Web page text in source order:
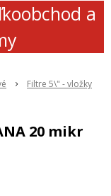
a
Filtre 5\" - vložky
20 mikr